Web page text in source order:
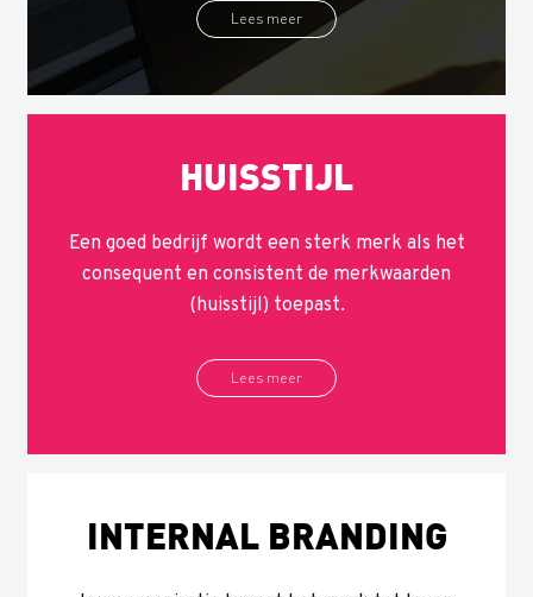
Lees meer
HUISSTIJL
Een goed bedrijf wordt een sterk merk als het
consequent en consistent de merkwaarden
(huisstijl) toepast.
Lees meer
INTERNAL BRANDING